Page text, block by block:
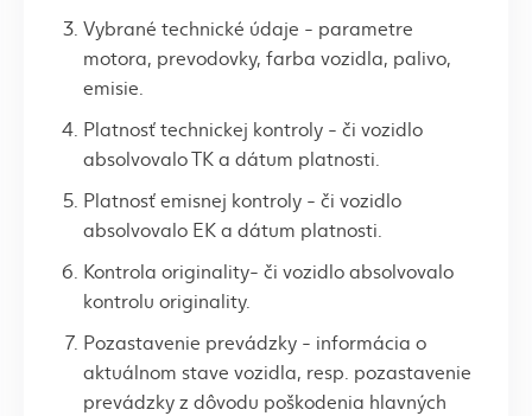
Vybrané technické údaje - parametre
motora, prevodovky, farba vozidla, palivo,
emisie.
Platnosť technickej kontroly - či vozidlo
absolvovalo TK a dátum platnosti.
Platnosť emisnej kontroly - či vozidlo
absolvovalo EK a dátum platnosti.
Kontrola originality- či vozidlo absolvovalo
kontrolu originality.
Pozastavenie prevádzky - informácia o
aktuálnom stave vozidla, resp. pozastavenie
prevádzky z dôvodu poškodenia hlavných